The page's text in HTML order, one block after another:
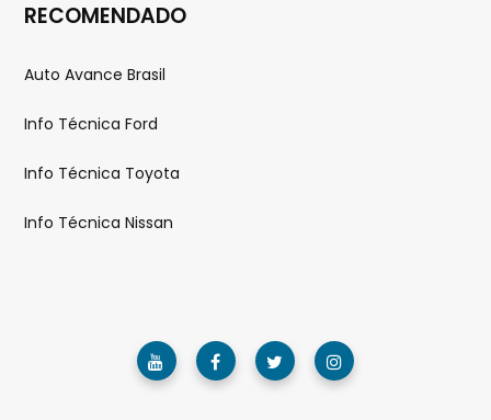
RECOMENDADO
Auto Avance Brasil
Info Técnica Ford
Info Técnica Toyota
Info Técnica Nissan